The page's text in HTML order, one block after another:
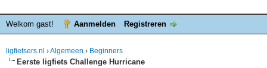
Welkom gast! Aanmelden Registreren
ligfietsers.nl ›Algemeen › Beginners
Eerste ligfiets Challenge Hurricane